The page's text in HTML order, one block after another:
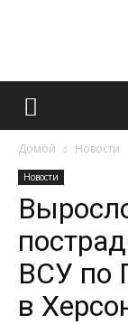
Домой Новости
Новости
ВСУ по
в